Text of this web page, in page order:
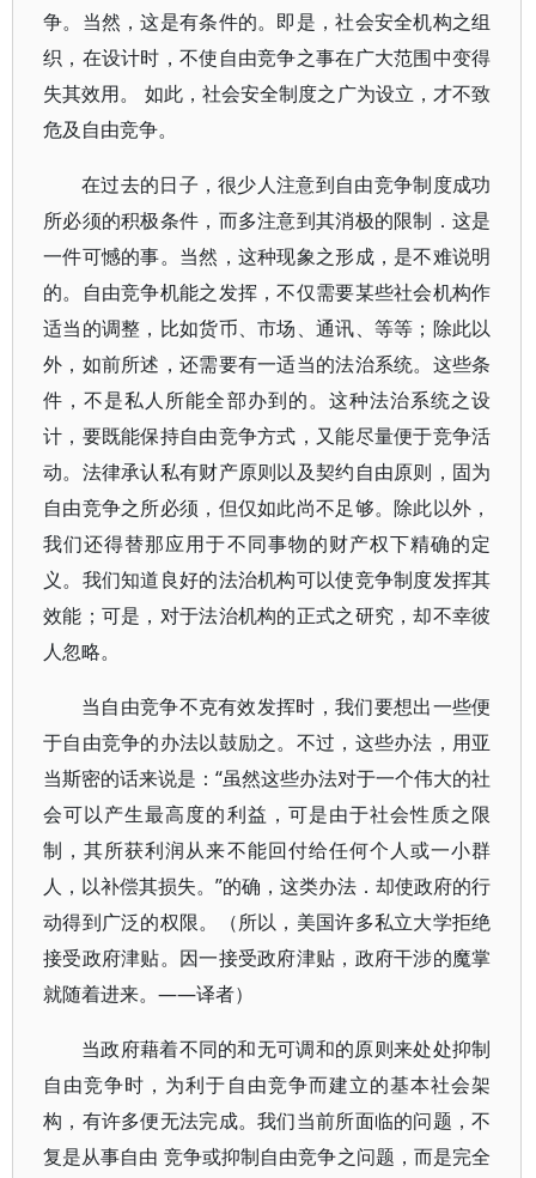
争。当然，这是有条件的。即是，社会安全机构之组
织，在设计时，不使自由竞争之事在广大范围中变得
失其效用。 如此，社会安全制度之广为设立，才不致
危及自由竞争。
在过去的日子，很少人注意到自由竞争制度成功
所必须的积极条件，而多注意到其消极的限制．这是
一件可憾的事。当然，这种现象之形成，是不难说明
的。自由竞争机能之发挥，不仅需要某些社会机构作
适当的调整，比如货币、市场、通讯、等等；除此以
外，如前所述，还需要有一适当的法治系统。这些条
件，不是私人所能全部办到的。这种法治系统之设
计，要既能保持自由竞争方式，又能尽量便于竞争活
动。法律承认私有财产原则以及契约自由原则，固为
自由竞争之所必须，但仅如此尚不足够。除此以外，
我们还得替那应用于不同事物的财产权下精确的定
义。我们知道良好的法治机构可以使竞争制度发挥其
效能；可是，对于法治机构的正式之研究，却不幸彼
人忽略。
当自由竞争不克有效发挥时，我们要想出一些便
于自由竞争的办法以鼓励之。不过，这些办法，用亚
当斯密的话来说是：“虽然这些办法对于一个伟大的社
会可以产生最高度的利益，可是由于社会性质之限
制，其所获利润从来不能回付给任何个人或一小群
人，以补偿其损失。”的确，这类办法．却使政府的行
动得到广泛的权限。（所以，美国许多私立大学拒绝
接受政府津贴。因一接受政府津贴，政府干涉的魔掌
就随着进来。——译者）
当政府藉着不同的和无可调和的原则来处处抑制
自由竞争时，为利于自由竞争而建立的基本社会架
构，有许多便无法完成。我们当前所面临的问题，不
复是从事自由 竞争或抑制自由竞争之问题，而是完全